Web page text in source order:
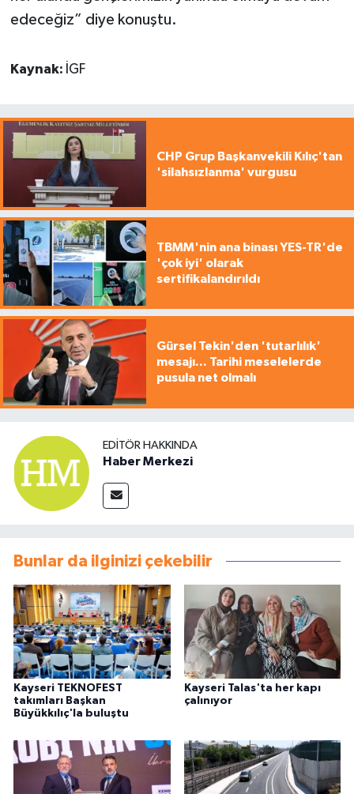
edeceğiz” diye konuştu.
Kaynak: İGF
CHP Grup Başkanvekili Kılıç'tan
'silahsızlanma' vurgusu
TBMM'nin ana binası YES-TR'de
'çok iyi' olarak
sertifikalandırıldı
Gürsel Tekin'den 'tutarlılık'
mesajı... Tarihi meselelerde
pusula net olmalı
EDITÖR HAKKINDA
Haber Merkezi
Bunlar da ilginizi çekebilir
Kayseri TEKNOFEST
takımları Başkan
Büyükkılıç'la buluştu
Kayseri Talas'ta her kapı
çalınıyor